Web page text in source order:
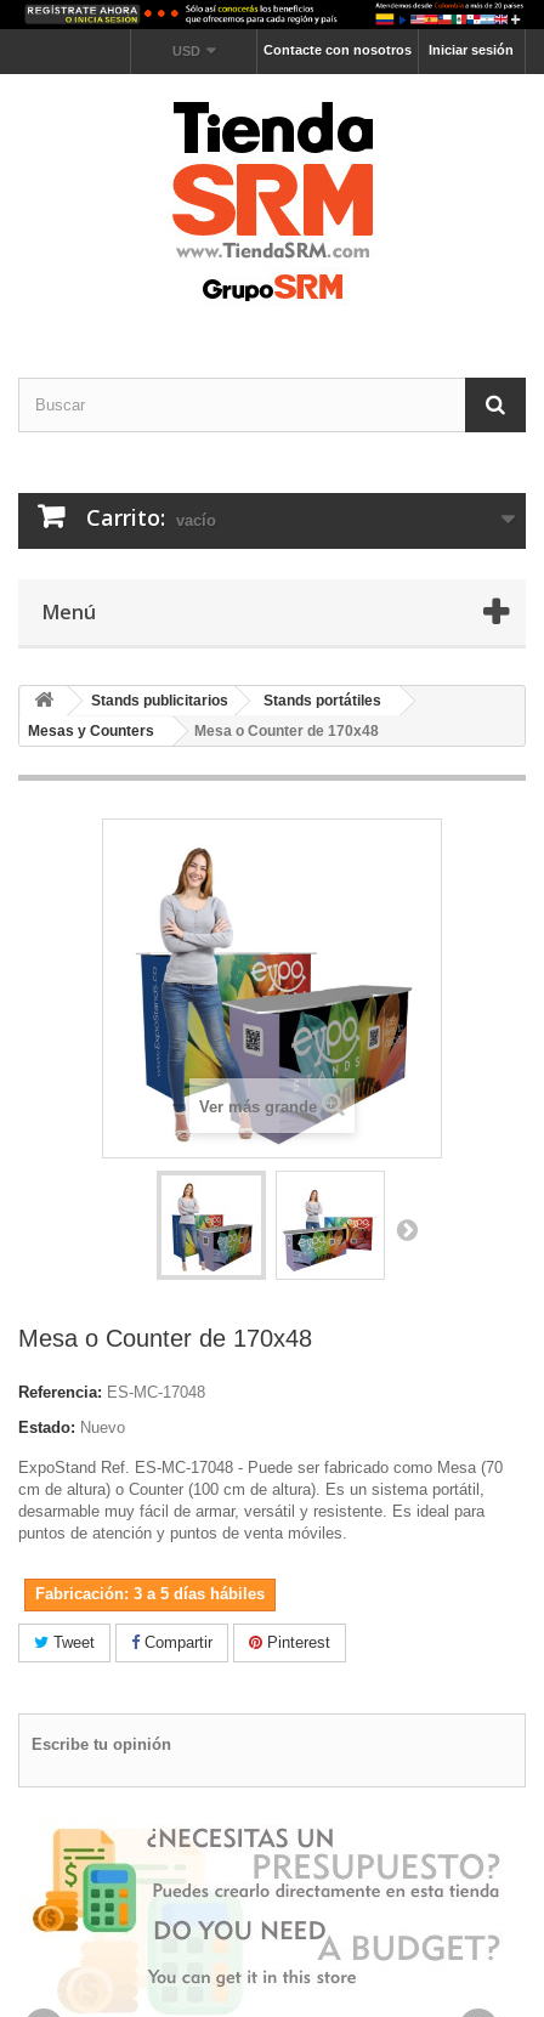
Iniciar sesión
Contacte con nosotros
USD
Carrito: vacío
Menú
Stands publicitarios
Stands portátiles
Mesas y Counters
Mesa o Counter de 170x48
Ver más grande
Mesa o Counter de 170x48
Referencia: ES-MC-17048
Estado: Nuevo
ExpoStand Ref. ES-MC-17048 - Puede ser fabricado como Mesa (70
cm de altura) o Counter (100 cm de altura). Es un sistema portátil,
desarmable muy fácil de armar, versátil y resistente. Es ideal para
puntos de atención y puntos de venta móviles.
Fabricación: 3 a 5 días hábiles
Tweet Compartir Pinterest
Escribe tu opinión